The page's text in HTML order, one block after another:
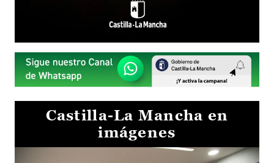
Castilla-La Mancha en
imágenes